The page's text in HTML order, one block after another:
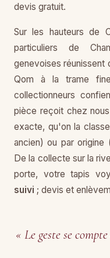
devis gratuit.
Sur les hauteurs de
particuliers de
genevoises réunissent des soies de très haute facture —
Qom à la trame
collectionneurs
pièce reçoit chez
exacte, qu'on la
ancien) ou par origine
De la collecte sur la
porte, votre tapis
suivi ; devis et
« Le geste se